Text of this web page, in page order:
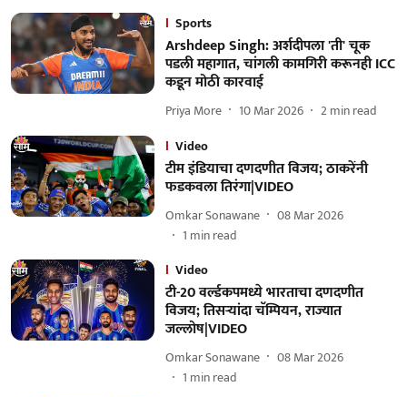
Sports
Arshdeep Singh: अर्शदीपला 'ती' चूक
पडली महागात, चांगली कामगिरी करूनही ICC
कडून मोठी कारवाई
Priya More 10 Mar 2026 2min read
Video
टीम इंडियाचा दणदणीत विजय; ठाकरेंनी
फडकवला तिरंगा|VIDEO
Omkar Sonawane
08 Mar 2026
1 min read
Video
टी-20 वर्ल्डकपमध्ये भारताचा दणदणीत
विजय; तिसऱ्यांदा चॅम्पियन, राज्यात
जल्लोष|VIDEO
Omkar Sonawane
08 Mar 2026
1 min read